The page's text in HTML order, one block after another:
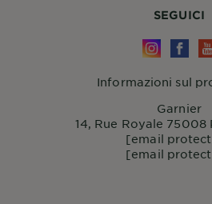
SEGUICI
Informazioni sul
Garnier
14, Rue Royale 75008
[email
[email